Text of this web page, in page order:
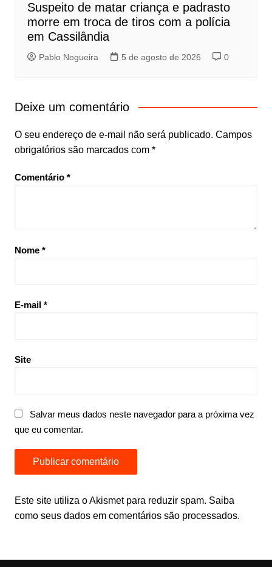
Suspeito de matar criança e padrasto
morre em troca de tiros com a polícia
em Cassilândia
Pablo Nogueira 5 de agosto de 2026 0
Deixe um comentário
O seu endereço de e-mail não será publicado. Campos
obrigatórios são marcados com *
Comentário *
Nome *
E-mail *
Site
Salvar meus dados neste navegador para a próxima vez
que eu comentar.
Este site utiliza o Akismet para reduzir spam. Saiba
como seus dados em comentários são processados.